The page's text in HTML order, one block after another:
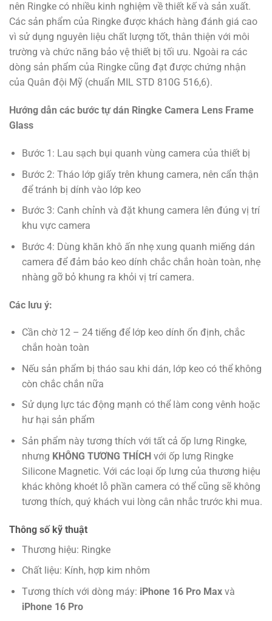
nên Ringke có nhiều kinh nghiệm về thiết kế và sản xuất.
Các sản phẩm của Ringke được khách hàng đánh giá cao
vì sử dụng nguyên liệu chất lượng tốt, thân thiện với môi
trường và chức năng bảo vệ thiết bị tối ưu. Ngoài ra các
dòng sản phẩm của Ringke cũng đạt được chứng nhận
của Quân đội Mỹ (chuẩn MIL STD 810G 516,6).
Hướng dẫn các bước tự dán Ringke Camera Lens Frame
Glass
Bước 1: Lau sạch bụi quanh vùng camera của thiết bị
Bước 2: Tháo lớp giấy trên khung camera, nên cẩn thận
để tránh bị dính vào lớp keo
Bước 3: Canh chỉnh và đặt khung camera lên đúng vị trí
khu vực camera
Bước 4: Dùng khăn khô ấn nhẹ xung quanh miếng dán
camera để đảm bảo keo dính chắc chắn hoàn toàn, nhẹ
nhàng gỡ bỏ khung ra khỏi vị trí camera.
Các lưu ý:
Cần chờ 12 – 24 tiếng để lớp keo dính ổn định, chắc
chắn hoàn toàn
Nếu sản phẩm bị tháo sau khi dán, lớp keo có thể không
còn chắc chắn nữa
Sử dụng lực tác động mạnh có thể làm cong vênh hoặc
hư hại sản phẩm
Sản phẩm này tương thích với tất cả ốp lưng Ringke,
nhưng KHÔNG TƯƠNG THÍCHvới ốp lưng Ringke
Silicone Magnetic. Với các loại ốp lưng của thương hiệu
khác không khoét lỗ phần camera có thể cũng sẽ không
tương thích, quý khách vui lòng cân nhắc trước khi mua.
Thông số kỹ thuật
Thương hiệu: Ringke
Chất liệu: Kính, hợp kim nhôm
Tương thích với dòng máy: iPhone 16 Pro Max và
iPhone 16 Pro